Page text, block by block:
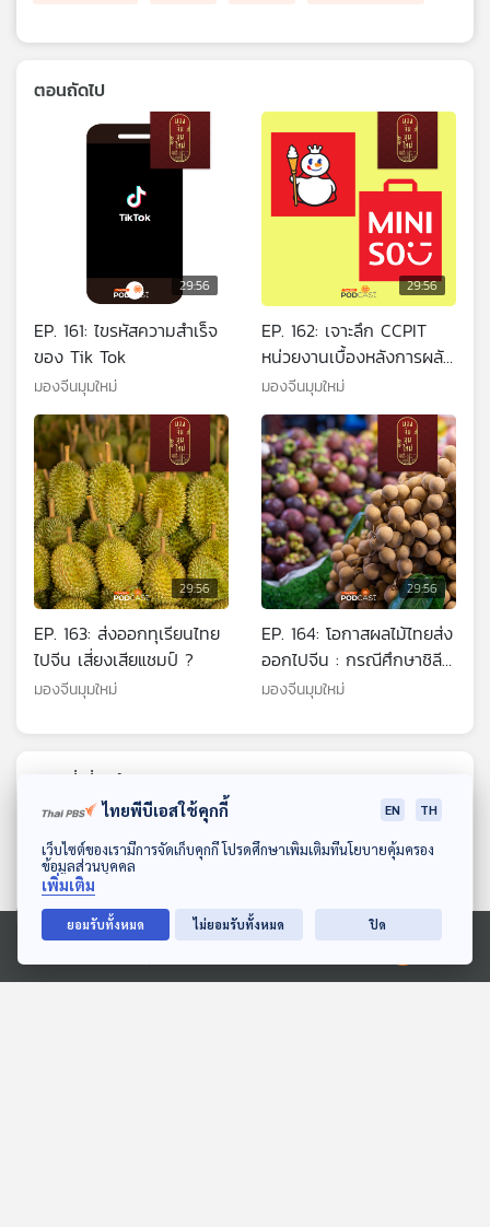
ดาวน์โหลด Thai PBS Podcast Application
Ⓒ 2020 องค์การกระจายเสียงและแพร่ภาพสาธารณะแห่งประเทศไทย
ตอนถัดไป
29:56
EP. 161: ไขรหัสความสำเร็จ
ของ Tik Tok
มองจีนมุมใหม่
29:56
EP. 162: เจาะลึก CCPIT
หน่วยงานเบื้องหลังการผลัก
ดันธุรกิจจีนสู่ต่างประเทศ
มองจีนมุมใหม่
29:56
EP. 163: ส่งออกทุเรียนไทย
ไปจีน เสี่ยงเสียแชมป์ ?
มองจีนมุมใหม่
29:56
EP. 164: โอกาสผลไม้ไทยส่ง
ออกไปจีน : กรณีศึกษาชิลี
และนิวซีแลนด์
มองจีนมุมใหม่
ตอนที่เกี่ยวข้อง
ไทยพีบีเอสใช้คุกกี้ EN TH
เว็บไซต์ของเรามีการจัดเก็บคุกกี้ โปรดศึกษาเพิ่มเติมที่นโยบายคุ้มครอง
ข้อมูลส่วนบุคคล
เพิ่มเติม
ยอมรับทั้งหมด ไม่ยอมรับทั้งหมด ปิด